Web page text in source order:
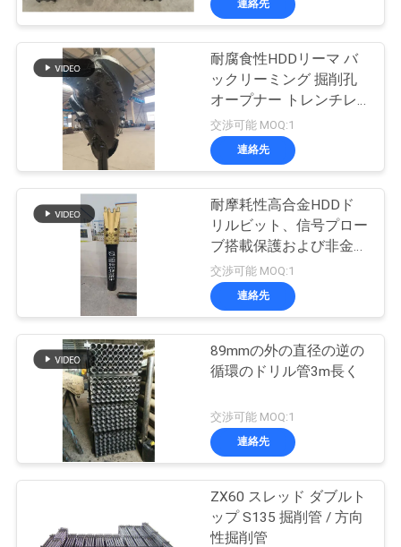
工
ー
管
絡
く
インゲルソール・
ランド・ドリルパ
イプ
パイプ・ラミン
グ・ハンマー
41
HDDのリーマー
51
連絡先
耐腐食性HDDリーマ バ
ックリーミング 掘削孔
オープナー トレンチレ
ス方向掘削ツール
交渉可能 MOQ:1
連絡先
耐摩耗性高合金HDDド
リルビット、信号プロー
ブ搭載保護および非金属
信号伝送スロット
交渉可能 MOQ:1
連絡先
89mmの外の直径の逆の
循環のドリル管3m長く
交渉可能 MOQ:1
連絡先
ZX60 スレッド ダブルト
ップ S135 掘削管 / 方向
性掘削管